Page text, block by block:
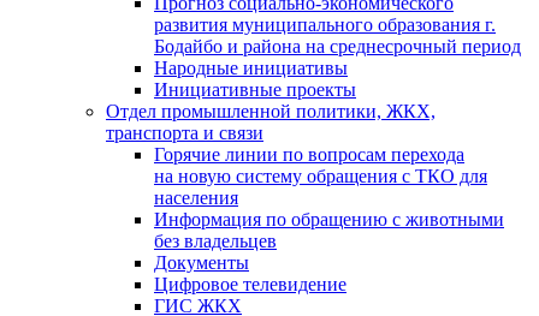
развития муниципального образования г.
Бодайбо и района на среднесрочный период
Народные инициативы
Инициативные проекты
Отдел промышленной политики, ЖКХ,
транспорта и связи
Горячие линии по вопросам перехода
на новую систему обращения с ТКО для
населения
Информация по обращению с животными
без владельцев
Документы
Цифровое телевидение
ГИС ЖКХ